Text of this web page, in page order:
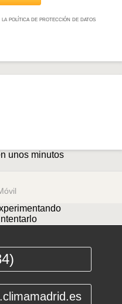
la política de protección de datos
unos minutos